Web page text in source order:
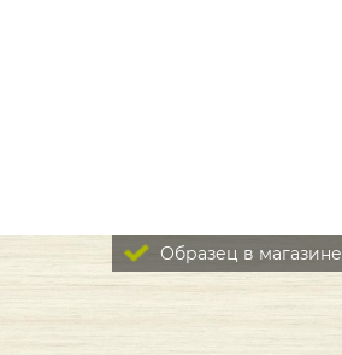
Образец в магазине